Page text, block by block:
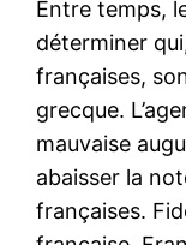
Entre temps,
déterminer
françaises,
grecque.
mauvaise
abaisser la
françaises.